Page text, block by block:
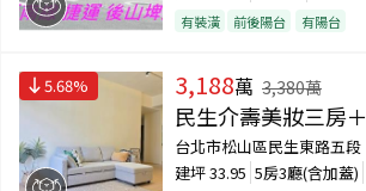
有裝潢 前後陽台 有陽台
5.68% 3,188萬 3,380萬
民生介壽美妝三房＋
台北市松山區民生東路五段
建坪33.95 5房3廳(含加蓋)